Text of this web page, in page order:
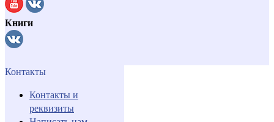
Книги
Контакты
Контакты и
реквизиты